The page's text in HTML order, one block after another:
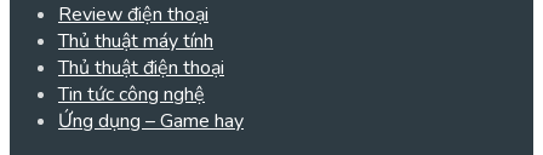
Review điện thoại
Thủ thuật máy tính
Thủ thuật điện thoại
Tin tức công nghệ
Ứng dụng – Game hay